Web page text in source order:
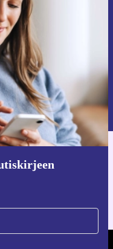
€!
tarjousta.
.